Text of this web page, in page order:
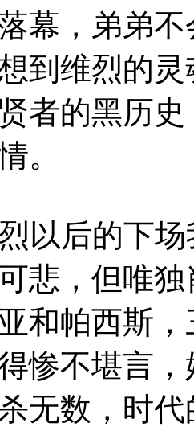
幕，弟弟
到维烈的
者的黑历
。
以后的下场
悲，但唯
和帕西斯
惨不堪言
无数，时